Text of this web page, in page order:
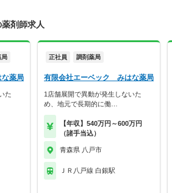
剤師求人
局
薬局
た
正社員 調剤薬局
有限会社エーベック みはな薬局
1店舗展開で異動が発生しないた
め、地元で長期的に働…
【年収】540万円～600万円
（諸手当込）
青森県 八戸市
ＪＲ八戸線 白銀駅